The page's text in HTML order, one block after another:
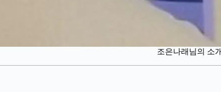
조은나래님의 소